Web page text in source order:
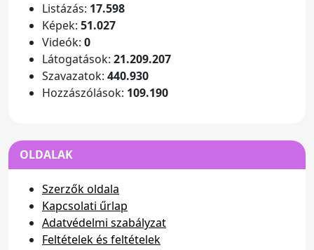
Listázás: 17.598
Képek: 51.027
Videók: 0
Látogatások: 21.209.207
Szavazatok: 440.930
Hozzászólások: 109.190
OLDALAK
Szerzők oldala
Kapcsolati űrlap
Adatvédelmi szabályzat
Feltételek és feltételek